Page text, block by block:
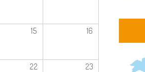
15 16
22 23